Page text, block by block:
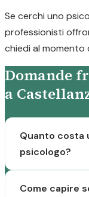
Se cerchi uno
professionisti
chiedi al
Domande
a
Quanto costa
psicologo?
Come capire